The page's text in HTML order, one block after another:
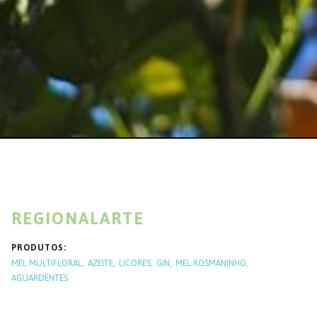
REGIONALARTE
PRODUTOS
MEL MULTIFLORAL AZEITE LICORES GIN MEL ROSMANINHO
AGUARDENTES